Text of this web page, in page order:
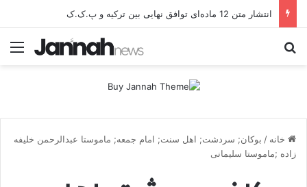
انتشار متن 12 ماده‌ای توافق نهایی بین ترکیه و پ.ک.ک
خانه / بوکان; سردشت; اهل سنت; امام جمعه; ماموستا عبدالرحمن خلیفه
زاده ;ماموستا سلیمانی